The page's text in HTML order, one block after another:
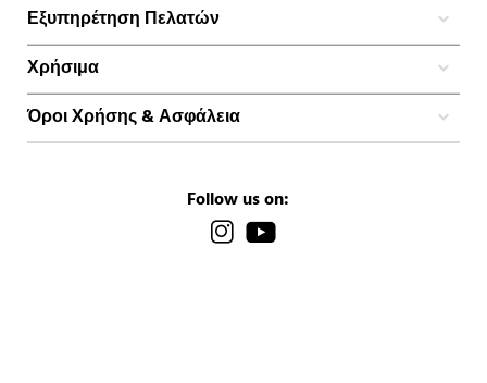
Εξυπηρέτηση Πελατών
Χρήσιμα
Όροι Χρήσης & Ασφάλεια
Follow us on: